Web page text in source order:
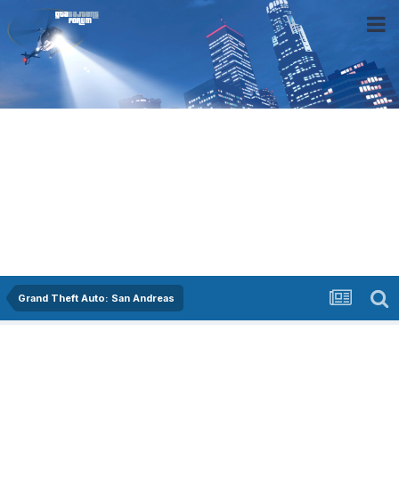
Grand Theft Auto: San Andreas